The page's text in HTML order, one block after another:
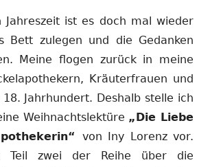
Jahreszeit ist es doch mal wieder
Bett zulegen und die Gedanken
Meine flogen zurück in meine
Kräuterfrauen und
Jahrhundert. Deshalb stelle ich
Weihnachtslektüre „Die Liebe
von Iny Lorenz vor.
Teil zwei der Reihe über die